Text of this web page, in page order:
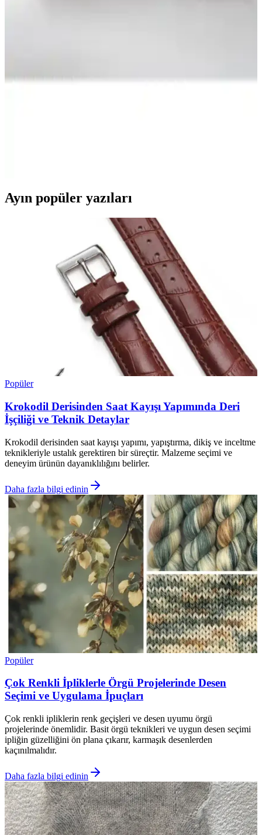
rehberlik sağlıyor.
Ayın popüler yazıları
Popüler
Krokodil Derisinden Saat Kayışı Yapımında Deri
İşçiliği ve Teknik Detaylar
Krokodil derisinden saat kayışı yapımı, yapıştırma, dikiş ve inceltme
teknikleriyle ustalık gerektiren bir süreçtir. Malzeme seçimi ve
deneyim ürünün dayanıklılığını belirler.
Daha fazla bilgi edinin
Popüler
Çok Renkli İpliklerle Örgü Projelerinde Desen
Seçimi ve Uygulama İpuçları
Çok renkli ipliklerin renk geçişleri ve desen uyumu örgü
projelerinde önemlidir. Basit örgü teknikleri ve uygun desen seçimi
ipliğin güzelliğini ön plana çıkarır, karmaşık desenlerden
kaçınılmalıdır.
Daha fazla bilgi edinin